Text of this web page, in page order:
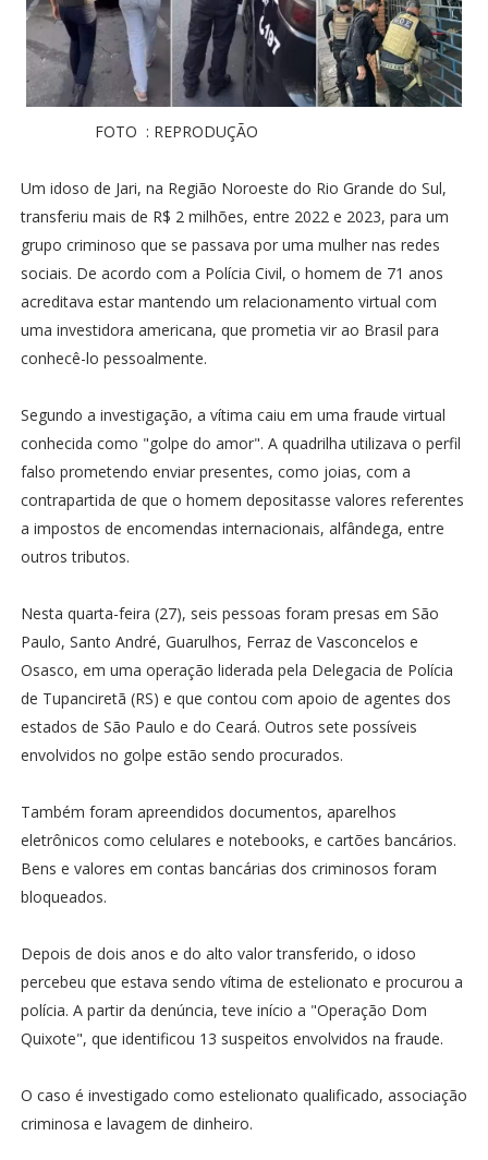
FOTO : REPRODUÇÃO
Um idoso de Jari, na Região Noroeste do Rio Grande do Sul,
transferiu mais de R$ 2 milhões, entre 2022 e 2023, para um
grupo criminoso que se passava por uma mulher nas redes
sociais. De acordo com a Polícia Civil, o homem de 71 anos
acreditava estar mantendo um relacionamento virtual com
uma investidora americana, que prometia vir ao Brasil para
conhecê-lo pessoalmente.
Segundo a investigação, a vítima caiu em uma fraude virtual
conhecida como "golpe do amor". A quadrilha utilizava o perfil
falso prometendo enviar presentes, como joias, com a
contrapartida de que o homem depositasse valores referentes
a impostos de encomendas internacionais, alfândega, entre
outros tributos.
Nesta quarta-feira (27), seis pessoas foram presas em São
Paulo, Santo André, Guarulhos, Ferraz de Vasconcelos e
Osasco, em uma operação liderada pela Delegacia de Polícia
de Tupanciretã (RS) e que contou com apoio de agentes dos
estados de São Paulo e do Ceará. Outros sete possíveis
envolvidos no golpe estão sendo procurados.
Também foram apreendidos documentos, aparelhos
eletrônicos como celulares e notebooks, e cartões bancários.
Bens e valores em contas bancárias dos criminosos foram
bloqueados.
Depois de dois anos e do alto valor transferido, o idoso
percebeu que estava sendo vítima de estelionato e procurou a
polícia. A partir da denúncia, teve início a "Operação Dom
Quixote", que identificou 13 suspeitos envolvidos na fraude.
O caso é investigado como estelionato qualificado, associação
criminosa e lavagem de dinheiro.